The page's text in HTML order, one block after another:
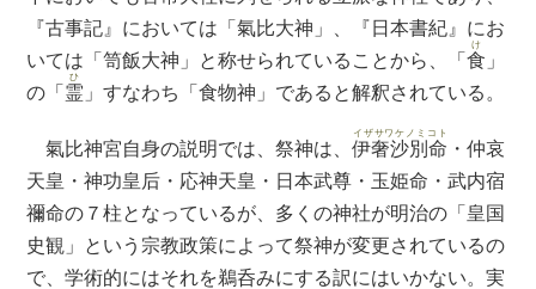
『古事記』においては「氣比大神」、『日本書紀』にお
いては「笥飯大神」と称せられていることから、「食
け
」
の「 霊
ひ
」すなわち「食物神」であると解釈されている。
氣比神宮自身の説明では、祭神は、伊奢沙別命
イザサワケノミコト
・仲哀
天皇・神功皇后・応神天皇・日本武尊・玉姫命・武内宿
禰命の７柱となっているが、多くの神社が明治の「皇国
史観」という宗教政策によって祭神が変更されているの
で、学術的にはそれを鵜呑みにする訳にはいかない。実